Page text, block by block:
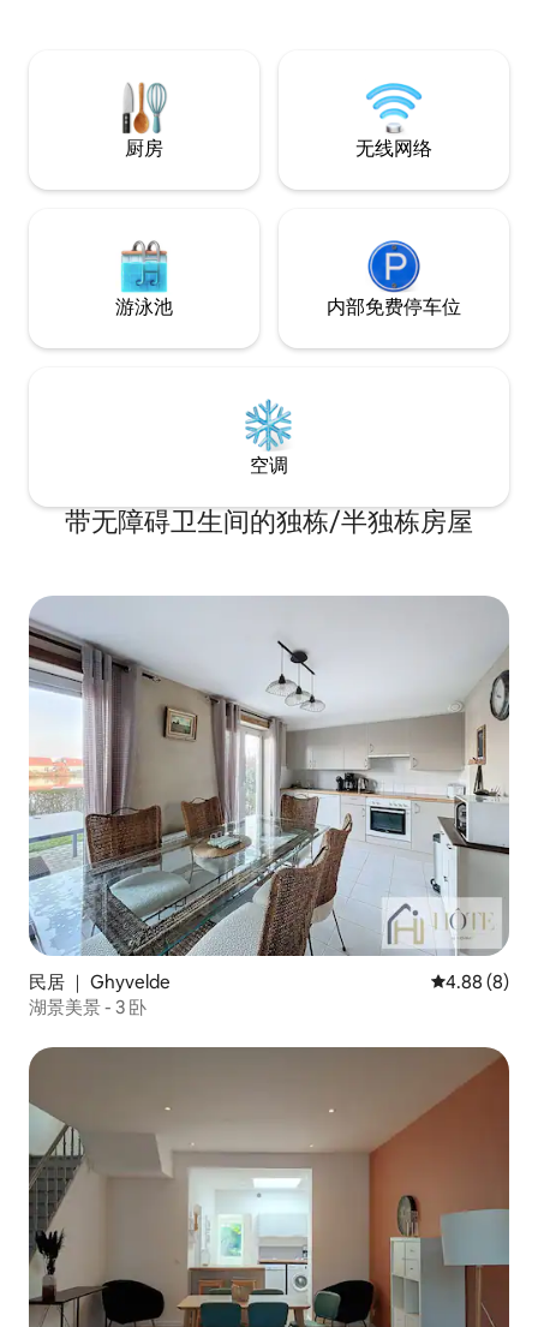
serviettes sont fournis. l'appartement
ne possède pas de télévision fonctionnel
厨房 无线网络
游泳池 内部免费停车位
空调
带无障碍卫生间的独栋/半独栋房屋
民居 ｜ Ghyvelde 平均评分
4.88 (8)
湖景美景 - 3 卧